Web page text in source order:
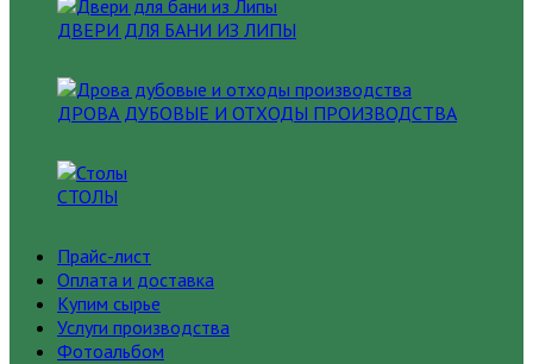
ДВЕРИ ДЛЯ БАНИ ИЗ ЛИПЫ
ДРОВА ДУБОВЫЕ И ОТХОДЫ ПРОИЗВОДСТВА
СТОЛЫ
Прайс-лист
Оплата и доставка
Купим сырье
Услуги производства
Фотоальбом